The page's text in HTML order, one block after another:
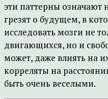
эти паттерны означают
грезят о будущем, в
исследовать мозги не
двигающихся, но и
может, даже влиять на
корреляты на
быть очень веселыми.